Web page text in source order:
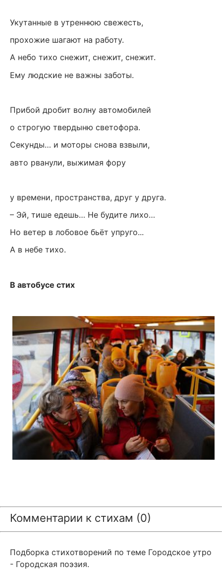
Укутанные в утреннюю свежесть,
прохожие шагают на работу.
А небо тихо снежит, снежит, снежит.
Ему людские не важны заботы.
Прибой дробит волну автомобилей
о строгую твердыню светофора.
Секунды… и моторы снова взвыли,
авто рванули, выжимая фору
у времени, пространства, друг у друга.
– Эй, тише едешь… Не будите лихо…
Но ветер в лобовое бьёт упруго...
А в небе тихо.
В автобусе стих
Комментарии к стихам (0)
Подборка стихотворений по теме Городское утро
- Городская поэзия.